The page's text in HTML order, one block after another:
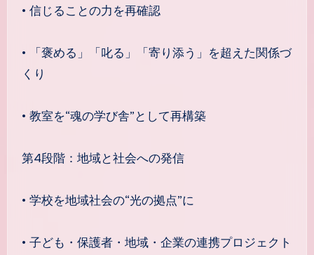
• 信じることの力を再確認
• 「褒める」「叱る」「寄り添う」を超えた関係づ
くり
• 教室を“魂の学び舎”として再構築
第4段階：地域と社会への発信
• 学校を地域社会の“光の拠点”に
• 子ども・保護者・地域・企業の連携プロジェクト